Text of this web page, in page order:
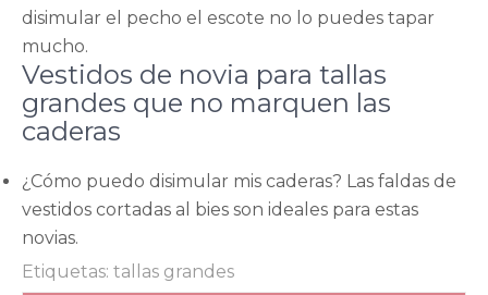
disimular el pecho el escote no lo puedes tapar
mucho.
Vestidos de novia para tallas
grandes que no marquen las
caderas
¿Cómo puedo disimular mis caderas? Las faldas de
vestidos cortadas al bies son ideales para estas
novias.
Etiquetas: tallas grandes